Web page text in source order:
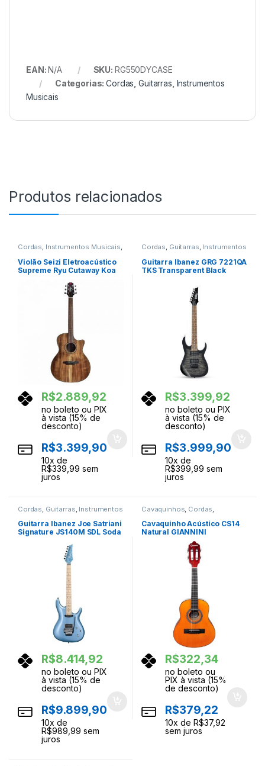
EAN:N/A SKU: RG550DYCASE
Categorias:Cordas ,Guitarras Instrumentos
Musicais
Produtos relacionados
Cordas, Instrumentos Musicais,
Violão Seizi Eletroacústico
Supreme Ryu Cutaway Koa
R$2.889,92
no boleto ou PIX
à vista (15% de
desconto)
R$3.399,90
10x de
R$339,99 sem
juros
Cordas, Guitarras, Instrumentos
Guitarra Ibanez GRG 7221QA
TKS Transparent Black
R$3.399,92
no boleto ou PIX
à vista (15% de
desconto)
R$3.999,90
10x de
R$399,99 sem
juros
Cordas, Guitarras, Instrumentos
Guitarra Ibanez Joe Satriani
Signature JS140M SDL Soda
R$8.414,92
no boleto ou PIX
à vista (15% de
desconto)
R$9.899,90
10x de
R$989,99 sem
juros
Cavaquinhos, Cordas,
Cavaquinho Acústico CS14
Natural GIANNINI
R$322,34
no boleto ou
PIX à vista (15%
de desconto)
R$379,22
10x de R$37,92
sem juros